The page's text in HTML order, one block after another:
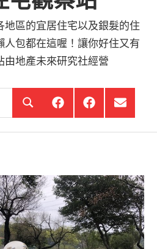
地區的宜居住宅以及銀髮的住
人包都在這喔！讓你好住又有
由地產未來研究社經營
Search
銀
髮
住
宅
投
資
銀
髮,
海
選
單
項
目